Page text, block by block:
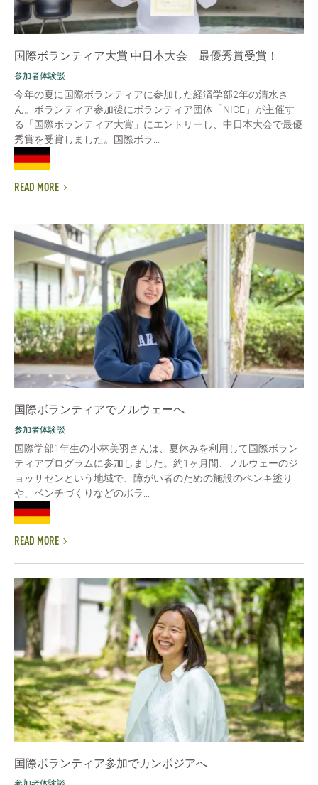
国際ボランティア大賞 中日本大会 最優秀賞受賞！
参加者体験談
今年の夏に国際ボランティアに参加した経済学部2年の清水さ
ん。ボランティア参加後にボランティア団体「NICE」が主催す
る「国際ボランティア大賞」にエントリーし、中日本大会で最優
秀賞を受賞しました。国際ボラ...
READ MORE
国際ボランティアでノルウェーへ
参加者体験談
国際学部1年生の小林美羽さんは、夏休みを利用して国際ボラン
ティアプログラムに参加しました。約1ヶ月間、ノルウェーのジ
ョッサセンという地域で、障がい者のための施設のペンキ塗り
や、ベンチづくりなどのボラ...
READ MORE
国際ボランティア参加でカンボジアへ